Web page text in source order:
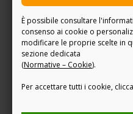
La relazione con il tuo
IL TUO PRIVATE BANKER
LA RELAZIONE PERSONALE
SCOPRI DOVE SIAMO
Prodotti e soluzioni
È possibile consultare
consenso ai cookie o
modificare le proprie scelte in
sezione dedicata
(Normative – Cookie).
Per accettare tutti i cookie,